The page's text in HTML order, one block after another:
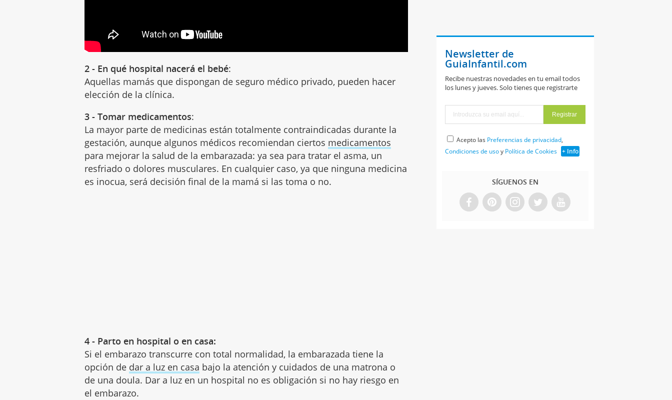
2 - En qué hospital nacerá el bebé:
Aquellas mamás que dispongan de seguro médico privado, pueden hacer
elección de la clínica.
3 - Tomar medicamentos:
La mayor parte de medicinas están totalmente contraindicadas durante la
gestación, aunque algunos médicos recomiendan ciertos medicamentos
para mejorar la salud de la embarazada: ya sea para tratar el asma, un
resfriado o dolores musculares. En cualquier caso, ya que ninguna medicina
es inocua, será decisión final de la mamá si las toma o no.
4 - Parto en hospital o en casa:
Si el embarazo transcurre con total normalidad, la embarazada tiene la
opción de dar a luz en casa bajo la atención y cuidados de una matrona o
de una doula. Dar a luz en un hospital no es obligación si no hay riesgo en
el embarazo.
Newsletter de
GuiaInfantil.com
Recibe nuestras novedades en tu email todos
los lunes y jueves. Solo tienes que registrarte
Acepto las Preferencias de privacidad,
Condiciones de usoy Política de Cookies + Info
SÍGUENOS EN